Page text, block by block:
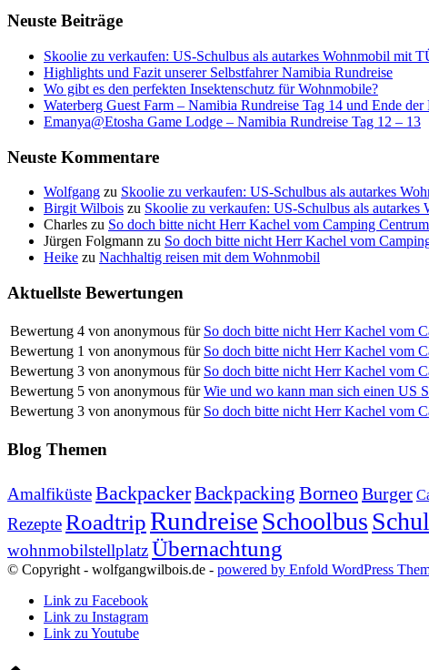
Neuste Beiträge
Skoolie zu verkaufen: US-Schulbus als autarkes Wohnmobil mit
Highlights und Fazit unserer Selbstfahrer Namibia Rundreise
Wo gibt es den perfekten Insektenschutz für Wohnmobile?
Waterberg Guest Farm – Namibia Rundreise Tag 14 und Ende der
Emanya@Etosha Game Lodge – Namibia Rundreise Tag 12 – 13
Neuste Kommentare
Wolfgang zu Skoolie zu verkaufen: US-Schulbus als autarkes
Birgit Wilbois zu Skoolie zu verkaufen: US-Schulbus als
Charles zu So doch bitte nicht Herr Kachel vom Camping
Jürgen Folgmann zu So doch bitte nicht Herr Kachel vom
Heike zu Nachhaltig reisen mit dem Wohnmobil
Aktuellste Bewertungen
Bewertung 4 von anonymous für So doch bitte nicht Herr Kachel vom
Bewertung 1 von anonymous für So doch bitte nicht Herr Kachel vom
Bewertung 3 von anonymous für So doch bitte nicht Herr Kachel vom
Bewertung 5 von anonymous für Wie und wo kann man sich einen US
Bewertung 3 von anonymous für So doch bitte nicht Herr Kachel vom
Blog Themen
AmalfiküsteBackpackerBackpacking BorneoBurger
RezepteRoadtripRundreiseSchoolbus
wohnmobilstellplatzÜbernachtung
© Copyright - wolfgangwilbois.de - powered by Enfold WordPress
Link zu Facebook
Link zu Instagram
Link zu Youtube